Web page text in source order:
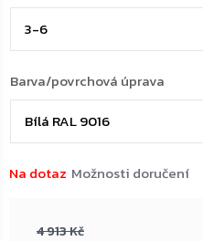
4 913 Kč
Na dotaz Možnosti doručení
Barva/povrchová úprava